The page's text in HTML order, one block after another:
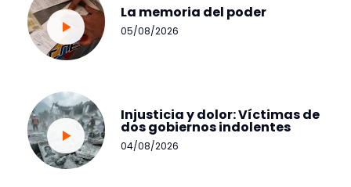
La memoria del poder
05/08/2026
Injusticia y dolor: Víctimas de
dos gobiernos indolentes
04/08/2026